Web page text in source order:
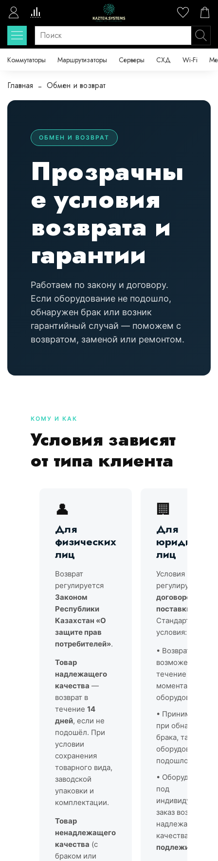
Коммутаторы Маршрутизаторы Серверы СХД Wi-Fi
Главная Обмен и возврат
ОБМЕН И ВОЗВРАТ
Прозрачны
е условия
возврата и
гарантии
Работаем по закону и договору.
Если оборудование не подошло,
обнаружен брак или возник
гарантийный случай — поможем с
возвратом, заменой или ремонтом.
КОМУ И КАК
Условия зависят
от типа клиента
👤
Для
физических
лиц
Возврат
регулируется
Законом
Республики
Казахстан «О
защите прав
потребителей».
Товар
надлежащего
качества —
возврат в
течение 14
дней, если не
подошёл. При
условии
сохранения
товарного вида,
заводской
упаковки и
комплектации.
Товар
ненадлежащего
качества (с
браком или
🏢
Для
лиц
Условия возврата
регулируются
договором
поставки
Стандартные
условия:
• Возврат
возможен в
течение
момента
оборудования
• Принимается
при
брака, так и если
оборудование не
подошло
• Оборудование
под
индивидуальный
заказ возврату
надлежащего
качества
подлежит